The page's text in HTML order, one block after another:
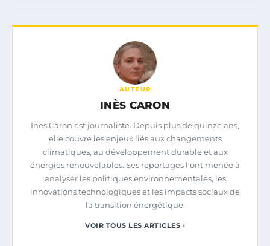
AUTEUR
INÈS CARON
Inès Caron est journaliste. Depuis plus de quinze ans,
elle couvre les enjeux liés aux changements
climatiques, au développement durable et aux
énergies renouvelables. Ses reportages l'ont menée à
analyser les politiques environnementales, les
innovations technologiques et les impacts sociaux de
la transition énergétique.
VOIR TOUS LES ARTICLES ›